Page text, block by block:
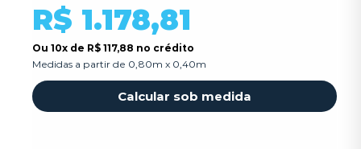
R$ 1.178,81
Ou 10x de R$ 117,88 no crédito
Medidas a partir de 0,80m x 0,40m
Calcular sob medida